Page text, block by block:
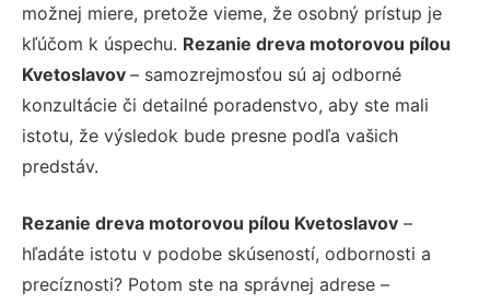
možnej miere, pretože vieme, že osobný prístup je
kľúčom k úspechu. Rezanie dreva motorovou pílou
Kvetoslavov – samozrejmosťou sú aj odborné
konzultácie či detailné poradenstvo, aby ste mali
istotu, že výsledok bude presne podľa vašich
predstáv.
Rezanie dreva motorovou pílou Kvetoslavov –
hľadáte istotu v podobe skúseností, odbornosti a
precíznosti? Potom ste na správnej adrese –